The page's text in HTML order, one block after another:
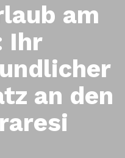
am
Ihr
an den